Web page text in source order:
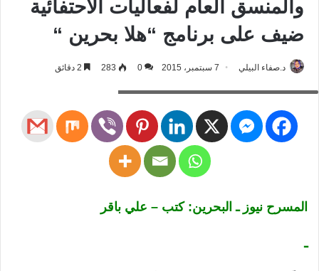
والمنسق العام لفعاليات الاحتفائية
ضيف على برنامج “هلا بحرين “
د.صفاء البيلي 7 سبتمبر، 2015 0
283
المسرح نيوز ـ البحرين: كتب – علي باقر
ـ